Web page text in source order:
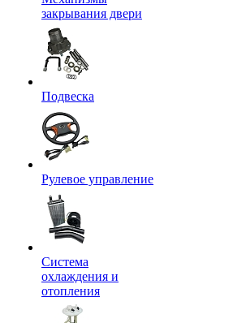
закрывания двери
Подвеска
Рулевое управление
Система
охлаждения и
отопления